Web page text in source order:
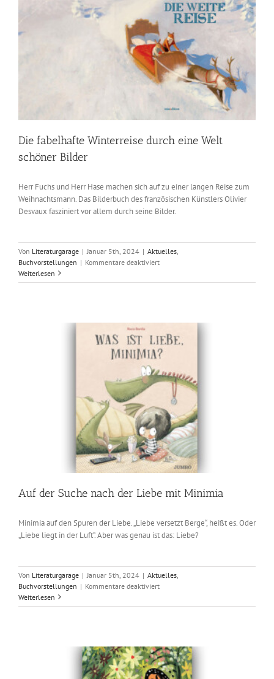
Die fabelhafte Winterreise durch eine Welt
schöner Bilder
Herr Fuchs und Herr Hase machen sich auf zu einer langen Reise zum
Weihnachtsmann. Das Bilderbuch des französischen Künstlers Olivier
Desvaux fasziniert vor allem durch seine Bilder.
Von Literaturgarage | Januar 5th, 2024 | Aktuelles
Buchvorstellungen | Kommentare deaktiviertfür
fabelhafte
schöner
Bilder
Weiterlesen
Auf der Suche nach der Liebe mit Minimia
Minimia auf den Spuren der Liebe. „Liebe versetzt Berge“, heißt es. Oder
„Liebe liegt in der Luft“. Aber was genau ist das: Liebe?
Von Literaturgarage | Januar 5th, 2024 | Aktuelles
Buchvorstellungen | Kommentare deaktiviertfür
der
Liebe
mit
Minimia
Weiterlesen